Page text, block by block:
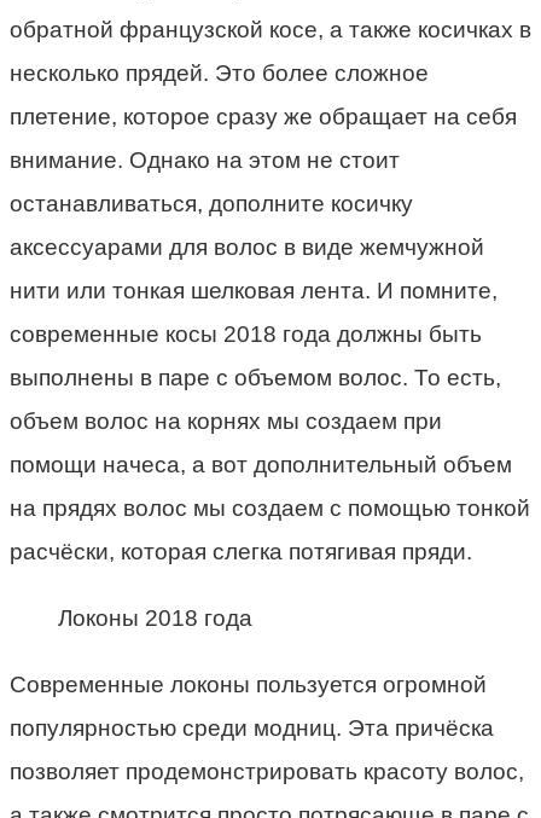
обратной французской косе, а также косичках в
несколько прядей. Это более сложное
плетение, которое сразу же обращает на себя
внимание. Однако на этом не стоит
останавливаться, дополните косичку
аксессуарами для волос в виде жемчужной
нити или тонкая шелковая лента. И помните,
современные косы 2018 года должны быть
выполнены в паре с объемом волос. То есть,
объем волос на корнях мы создаем при
помощи начеса, а вот дополнительный объем
на прядях волос мы создаем с помощью тонкой
расчёски, которая слегка потягивая пряди.
Локоны 2018 года
Современные локоны пользуется огромной
популярностью среди модниц. Эта причёска
позволяет продемонстрировать красоту волос,